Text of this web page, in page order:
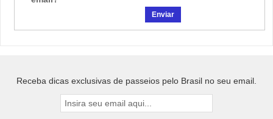
Receba dicas exclusivas de passeios pelo Brasil no seu email.